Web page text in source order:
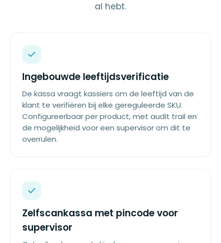
al hebt.
Ingebouwde leeftijdsverificatie
De kassa vraagt kassiers om de leeftijd van de
klant te verifiëren bij elke gereguleerde SKU.
Configureerbaar per product, met audit trail en
de mogelijkheid voor een supervisor om dit te
overrulen.
Zelfscankassa met pincode voor
supervisor